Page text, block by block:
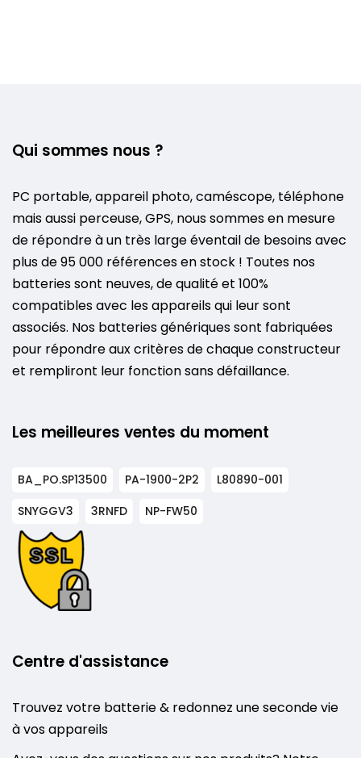
Qui sommes nous ?
PC portable, appareil photo, caméscope, téléphone
mais aussi perceuse, GPS, nous sommes en mesure
de répondre à un très large éventail de besoins avec
plus de 95 000 références en stock ! Toutes nos
batteries sont neuves, de qualité et 100%
compatibles avec les appareils qui leur sont
associés. Nos batteries génériques sont fabriquées
pour répondre aux critères de chaque constructeur
et rempliront leur fonction sans défaillance.
Les meilleures ventes du moment
BA_PO.SP13500 PA-1900-2P2
L80890-001
SNYGGV3
3RNFD NP-FW50
Centre d'assistance
Trouvez votre batterie & redonnez une seconde vie
à vos appareils